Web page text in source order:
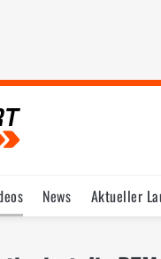
News Aktueller